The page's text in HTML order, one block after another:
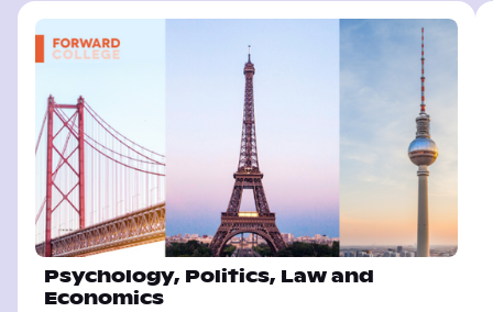
Psychology, Politics, Law and
Economics